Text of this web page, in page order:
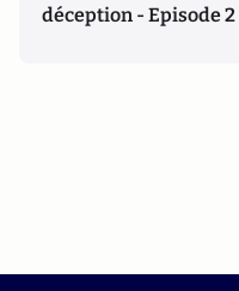
déception - Episode 2